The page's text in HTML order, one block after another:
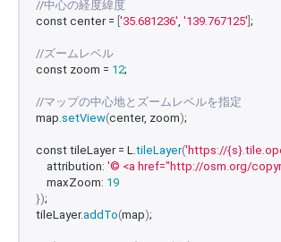
//中心の経度緯度
const center = '35.681236', '139.767125' ;
//ズームレベル
const zoom = 12;
//マップの中心地とズームレベルを指定
map.setView(center, zoom);
const tileLayer = L.tileLayer('https://
    attribution:
'© <a href="http://osm.org/
    maxZoom:
19
});
tileLayer.addTo(map);